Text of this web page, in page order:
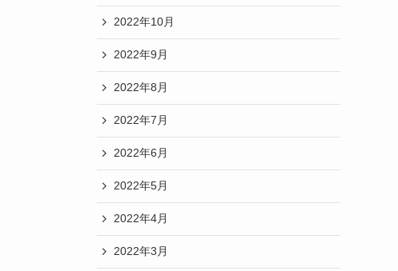
2022年10月
2022年9月
2022年8月
2022年7月
2022年6月
2022年5月
2022年4月
2022年3月